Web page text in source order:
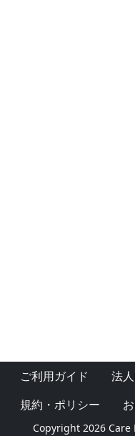
ご利用ガイド 法
規約・ポリシー
Copyright 2026